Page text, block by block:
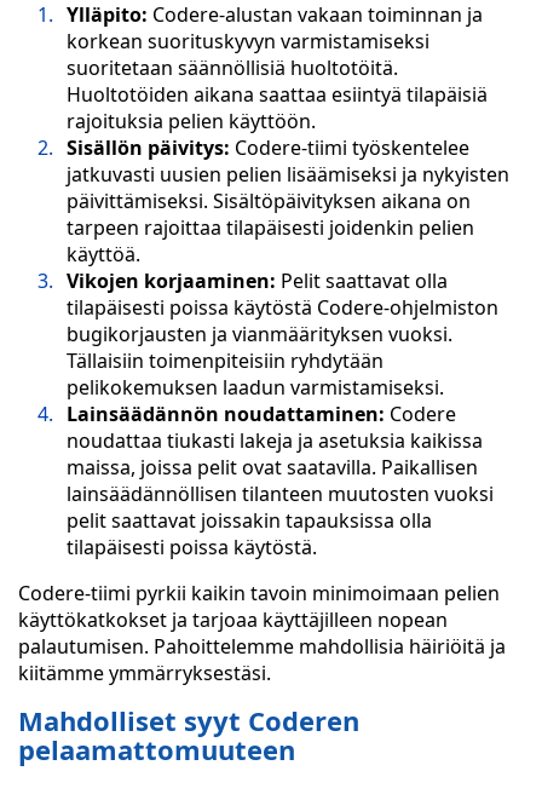
Ylläpito: Codere-alustan vakaan toiminnan ja
korkean suorituskyvyn varmistamiseksi
suoritetaan säännöllisiä huoltotöitä.
Huoltotöiden aikana saattaa esiintyä tilapäisiä
rajoituksia pelien käyttöön.
Sisällön päivitys: Codere-tiimi työskentelee
jatkuvasti uusien pelien lisäämiseksi ja nykyisten
päivittämiseksi. Sisältöpäivityksen aikana on
tarpeen rajoittaa tilapäisesti joidenkin pelien
käyttöä.
Vikojen korjaaminen: Pelit saattavat olla
tilapäisesti poissa käytöstä Codere-ohjelmiston
bugikorjausten ja vianmäärityksen vuoksi.
Tällaisiin toimenpiteisiin ryhdytään
pelikokemuksen laadun varmistamiseksi.
Lainsäädännön noudattaminen: Codere
noudattaa tiukasti lakeja ja asetuksia kaikissa
maissa, joissa pelit ovat saatavilla. Paikallisen
lainsäädännöllisen tilanteen muutosten vuoksi
pelit saattavat joissakin tapauksissa olla
tilapäisesti poissa käytöstä.
Codere-tiimi pyrkii kaikin tavoin minimoimaan pelien
käyttökatkokset ja tarjoaa käyttäjilleen nopean
palautumisen. Pahoittelemme mahdollisia häiriöitä ja
kiitämme ymmärryksestäsi.
Mahdolliset syyt Coderen
pelaamattomuuteen